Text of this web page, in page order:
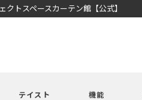
トスペースカーテン館【公式】
テイスト 機能